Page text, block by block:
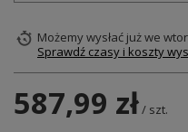
Możemy wysłać jużwe
Sprawdź czasy i koszty
587,99 zł/ szt.